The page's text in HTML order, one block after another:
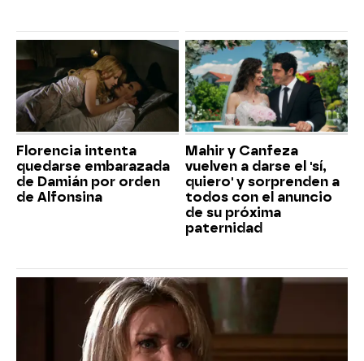
Florencia intenta
quedarse embarazada
de Damián por orden
de Alfonsina
Mahir y Canfeza
vuelven a darse el 'sí,
quiero' y sorprenden a
todos con el anuncio
de su próxima
paternidad